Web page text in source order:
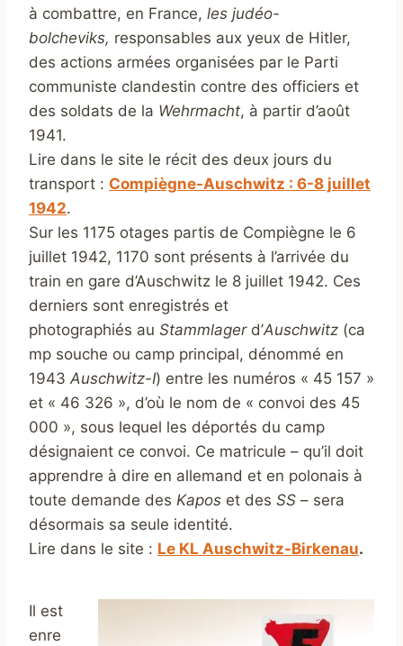
à combattre, en France, les judéo-
bolcheviks, responsables aux yeux de Hitler,
des actions armées organisées par le Parti
communiste clandestin contre des officiers et
des soldats de la Wehrmacht, à partir d’août
1941.
Lire dans le site le récit des deux jours du
transport : Compiègne-Auschwitz : 6-8 juillet
1942.
Sur les 1175 otages partis de Compiègne le 6
juillet 1942, 1170 sont présents à l’arrivée du
train en gare d’Auschwitz le 8 juillet 1942. Ces
derniers sont enregistrés et
photographiés au Stammlagerd’Auschwitz (ca
mp souche ou camp principal, dénommé en
1943 Auschwitz-I) entre les numéros « 45 157 »
et « 46 326 », d’où le nom de « convoi des 45
000 », sous lequel les déportés du camp
désignaient ce convoi. Ce matricule – qu’il doit
apprendre à dire en allemand et en polonais à
toute demande des Kapos et des SS – sera
désormais sa seule identité.
Lire dans le site : Le KL Auschwitz-Birkenau.
Il est
enre